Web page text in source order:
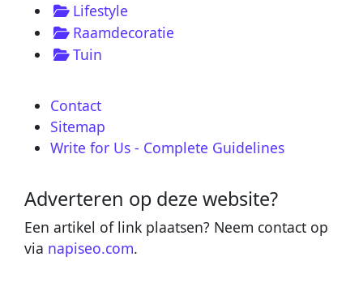
Lifestyle
Raamdecoratie
Tuin
Contact
Sitemap
Write for Us - Complete Guidelines
Adverteren op deze website?
Een artikel of link plaatsen? Neem contact op
via napiseo.com.